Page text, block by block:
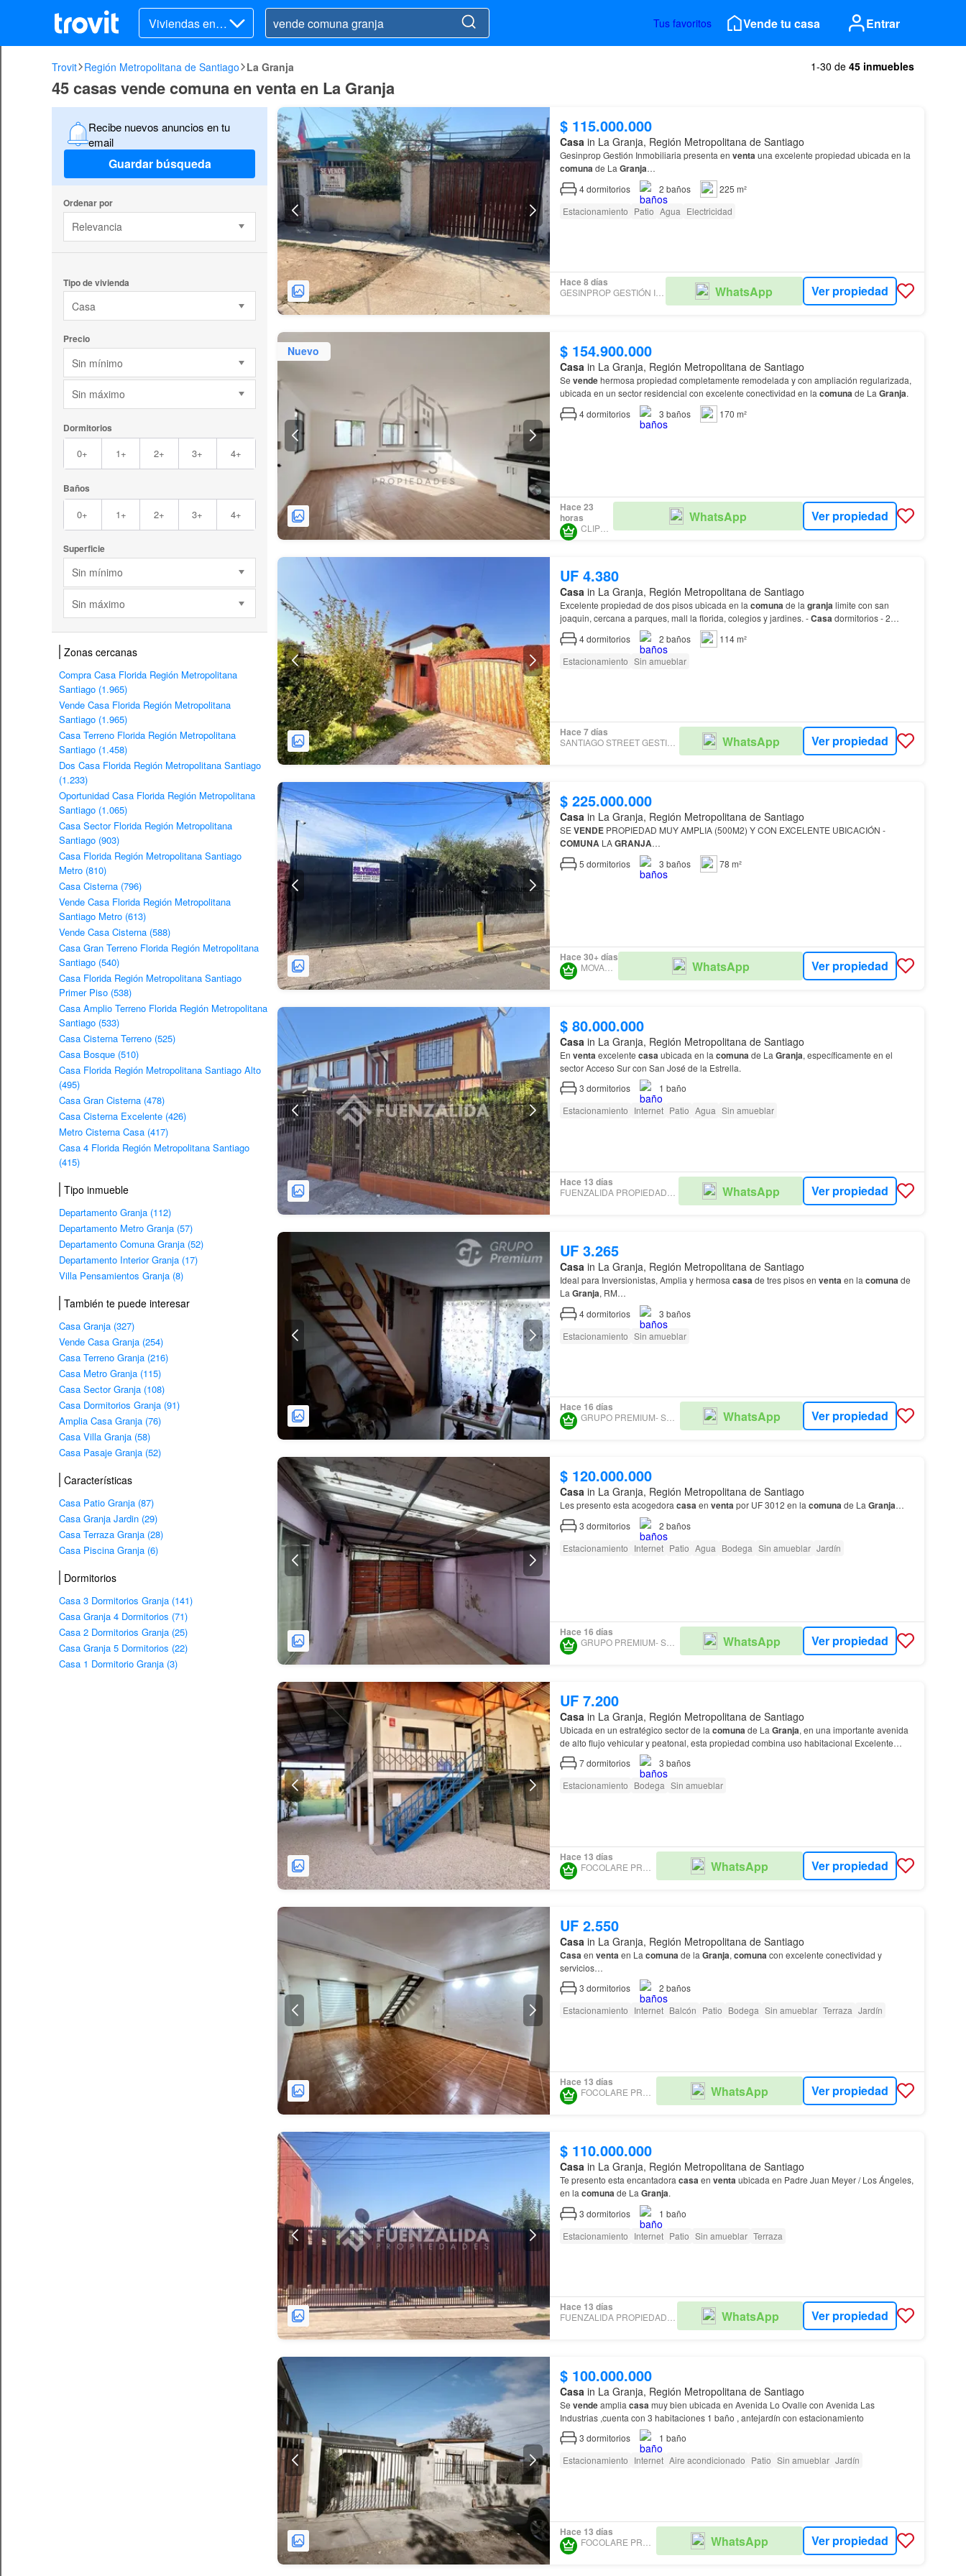
Viviendas en v
enta
Tus favoritos Vende tu casa Entrar
Trovit Región Metropolitana de Santiago La Granja 1-30 de 45 inmuebles
45 casas vende comuna en venta en La Granja
Recibe nuevos anuncios en tu
email
Guardar búsqueda
Ordenar por
Relevancia
Tipo de vivienda
Casa
Precio
Sin mínimo
Sin máximo
Dormitorios
0+ 1+ 2+ 3+ 4+
Baños
0+ 1+ 2+ 3+ 4+
Superficie
Sin mínimo
Sin máximo
Zonas cercanas
Compra Casa Florida Región Metropolitana
Santiago (1.965)
Vende Casa Florida Región Metropolitana
Santiago (1.965)
Casa Terreno Florida Región Metropolitana
Santiago (1.458)
Dos Casa Florida Región Metropolitana Santiago
(1.233)
Oportunidad Casa Florida Región Metropolitana
Santiago (1.065)
Casa Sector Florida Región Metropolitana
Santiago (903)
Casa Florida Región Metropolitana Santiago
Metro (810)
Casa Cisterna (796)
Vende Casa Florida Región Metropolitana
Santiago Metro (613)
Vende Casa Cisterna (588)
Casa Gran Terreno Florida Región Metropolitana
Santiago (540)
Casa Florida Región Metropolitana Santiago
Primer Piso (538)
Casa Amplio Terreno Florida Región Metropolitana
Santiago (533)
Casa Cisterna Terreno (525)
Casa Bosque (510)
Casa Florida Región Metropolitana Santiago Alto
(495)
Casa Gran Cisterna (478)
Casa Cisterna Excelente (426)
Metro Cisterna Casa (417)
Casa 4 Florida Región Metropolitana Santiago
(415)
Tipo inmueble
Departamento Granja (112)
Departamento Metro Granja (57)
Departamento Comuna Granja (52)
Departamento Interior Granja (17)
Villa Pensamientos Granja (8)
También te puede interesar
Casa Granja (327)
Vende Casa Granja (254)
Casa Terreno Granja (216)
Casa Metro Granja (115)
Casa Sector Granja (108)
Casa Dormitorios Granja (91)
Amplia Casa Granja (76)
Casa Villa Granja (58)
Casa Pasaje Granja (52)
Características
Casa Patio Granja (87)
Casa Granja Jardin (29)
Casa Terraza Granja (28)
Casa Piscina Granja (6)
Dormitorios
Casa 3 Dormitorios Granja (141)
Casa Granja 4 Dormitorios (71)
Casa 2 Dormitorios Granja (25)
Casa Granja 5 Dormitorios (22)
Casa 1 Dormitorio Granja (3)
$ 115.000.000
Casain La Granja, Región Metropolitana de Santiago
Gesinprop Gestión Inmobiliaria presenta en ventauna excelente propiedad ubicada en la
comunade La Granja…
4dormitorios 2 baños
225 m²
Estacionamiento Patio Agua Electricidad
Hace 8 días
GESINPROP GESTIÓN INMOBILIARIA WhatsApp Ver propiedad
Nuevo $ 154.900.000
Casa in La Granja, Región Metropolitana de Santiago
Se vendehermosa propiedad completamente remodelada y con ampliación regularizada,
ubicada en un sector residencial con excelente conectividad en la comunade La Granja.
4dormitorios 3 baños 170 m²
Hace 23
horas
CLIPERTY
WhatsApp Ver propiedad
UF 4.380
Casa in La Granja, Región Metropolitana de Santiago
Excelente propiedad de dos pisos ubicada en la comunade la granjalimite con san
joaquin, cercana a parques, mall la florida, colegios y jardines. -Casadormitorios - 2
baños - Living comedor amplio - Cocina independiente…
4dormitorios 2 baños
114 m²
Estacionamiento Sin amueblar
Hace 7 días
SANTIAGO STREET GESTIÓN INMOBILIARIA WhatsApp Ver propiedad
$ 225.000.000
Casa in La Granja, Región Metropolitana de Santiago
SE VENDEPROPIEDAD MUY AMPLIA (500M2) Y CON EXCELENTE UBICACIÓN -
COMUNA LAGRANJA…
5 dormitorios 3 baños 78 m²
Hace 30+ días
MOVAHOME WhatsApp Ver propiedad
$ 80.000.000
Casa in La Granja, Región Metropolitana de Santiago
En ventaexcelente casaubicada en la comunade La Granja, específicamente en el
sector Acceso Sur con San José de la Estrella.
3 dormitorios 1 baño
Estacionamiento Internet Patio Agua Sin amueblar
Hace 13 días
FUENZALIDA PROPIEDADES - SAN MIGUEL WhatsApp Ver propiedad
UF 3.265
Casa in La Granja, Región Metropolitana de Santiago
Ideal para Inversionistas, Amplia y hermosa casade tres pisos en ventaen la comunade
La Granja, RM…
4dormitorios 3 baños
Estacionamiento Sin amueblar
Hace 16 días
GRUPO PREMIUM- SUC. PROVIDENCIA WhatsApp Ver propiedad
$ 120.000.000
Casa in La Granja, Región Metropolitana de Santiago
Les presento esta acogedora casaen ventapor UF 3012 en la comunade La Granja…
3 dormitorios 2 baños
Estacionamiento Internet Patio Agua Bodega Sin amueblar Jardín
Hace 16 días
GRUPO PREMIUM- SUC. PROVIDENCIA WhatsApp Ver propiedad
UF 7.200
Casa in La Granja, Región Metropolitana de Santiago
Ubicada en un estratégico sector de la comunade La Granja, en una importante avenida
de alto flujo vehicular y peatonal, esta propiedad combina uso habitacional Excelente
Ubicación Emplazada en un sector altamente consoli…
7dormitorios 3 baños
Estacionamiento Bodega Sin amueblar
Hace 13 días
WhatsApp Ver propiedad
UF 2.550
Casa in La Granja, Región Metropolitana de Santiago
Casaen ventaen La comunade la Granja, comunacon excelente conectividad y
servicios…
3 dormitorios 2 baños
Estacionamiento Internet Balcón Patio Bodega Sin amueblar Terraza Jardín
Hace 13 días
WhatsApp Ver propiedad
$ 110.000.000
Casa in La Granja, Región Metropolitana de Santiago
Te presento esta encantadora casaen ventaubicada en Padre Juan Meyer / Los Ángeles,
en la comunade La Granja.
3 dormitorios 1 baño
Estacionamiento Internet Patio Sin amueblar Terraza
Hace 13 días
WhatsApp Ver propiedad
$ 100.000.000
Casa in La Granja, Región Metropolitana de Santiago
Se vendeamplia casamuy bien ubicada en Avenida Lo Ovalle con Avenida Las
Industrias ,cuenta con 3 habitaciones 1 baño , antejardín con estacionamiento
3 dormitorios 1 baño
Estacionamiento Internet Aire acondicionado Patio Sin amueblar Jardín
Hace 13 días
WhatsApp Ver propiedad